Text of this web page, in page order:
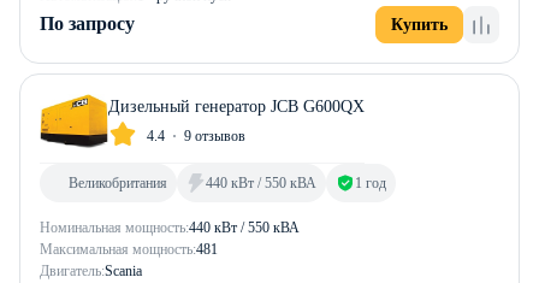
По запросу Купить
Дизельный генератор JCB G600QX
4.4 9 отзывов
Номинальная мощность:440 кВт / 550 кВА
Максимальная мощность:481
Двигатель:Scania
Великобритания 440 кВт / 550 кВА 1 год